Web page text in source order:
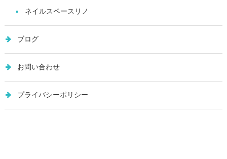
ネイルスペースリノ
ブログ
お問い合わせ
プライバシーポリシー